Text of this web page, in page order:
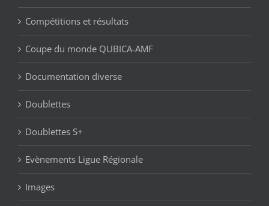
Compétitions et résultats
Coupe du monde QUBICA-AMF
Documentation diverse
Doublettes
Doublettes S+
Evènements Ligue Régionale
Images